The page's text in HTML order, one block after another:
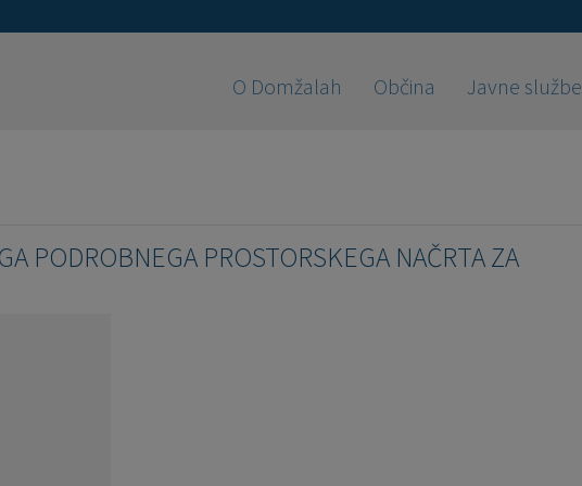
O Domžalah Občina Javne službe
PODROBNEGA PROSTORSKEGA NAČRTA ZA